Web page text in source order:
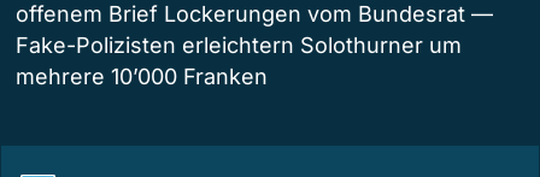
offenem Brief Lockerungen vom Bundesrat —
Fake-Polizisten erleichtern Solothurner um
mehrere 10’000 Franken